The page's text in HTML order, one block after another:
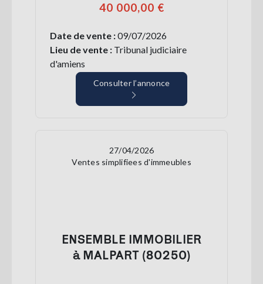
40 000,00 €
Date de vente :09/07/2026
Lieu de vente : Tribunal judiciaire
d'amiens
Consulter l’annonce
27/04/2026
Ventes simplifiees d'immeubles
ENSEMBLE IMMOBILIER
à MALPART (80250)